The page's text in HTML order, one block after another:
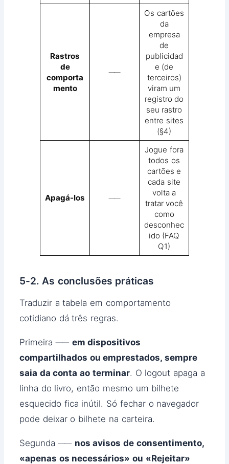
Rastros
de
comporta
mento
──
Os cartões
da
empresa
de
publicidad
e (de
terceiros)
viram um
registro do
seu rastro
entre sites
(§4)
Apagá-los ──
Jogue fora
todos os
cartões e
cada site
volta a
tratar você
como
desconhec
ido (FAQ
Q1)
5-2. As conclusões práticas
Traduzir a tabela em comportamento
cotidiano dá três regras.
Primeira ── em dispositivos
compartilhados ou emprestados, sempre
saia da conta ao terminar. O logout apaga a
linha do livro, então mesmo um bilhete
esquecido fica inútil. Só fechar o navegador
pode deixar o bilhete na carteira.
Segunda ── nos avisos de consentimento,
«apenas os necessários» ou «Rejeitar»